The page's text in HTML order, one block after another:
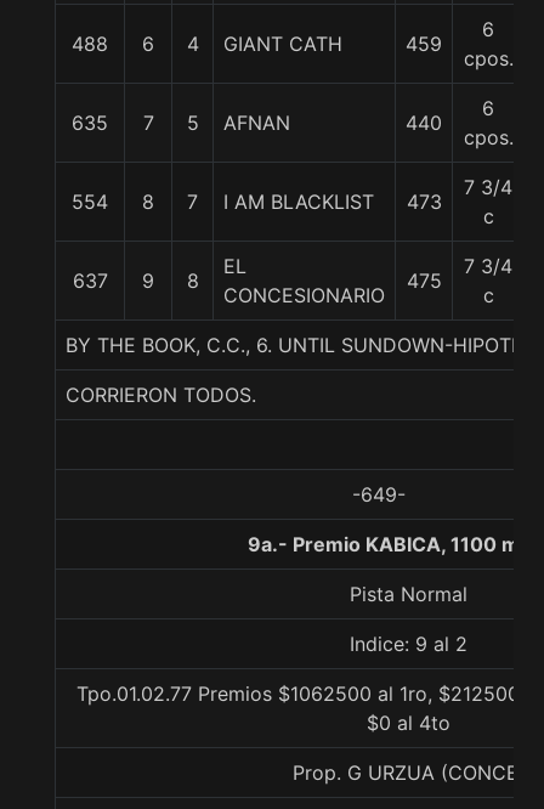
488 6 4 GIANT CATH 459
6
cpos.
635 7 5 AFNAN 440
6
cpos.
554 8 7 I AM BLACKLIST 473
7 3/4
c
637 9 8
EL
CONCESIONARIO
475
7 3/4
c
BY THE BOOK, C.C., 6. UNTIL SUNDOWN-
CORRIERON TODOS.
-649-
9a.- Premio KABICA, 1100
Pista Normal
Indice: 9 al 2
Tpo.01.02.77 Premios $1062500 al 1ro, $212500
$0 al 4to
Prop. G URZUA (CONCE)